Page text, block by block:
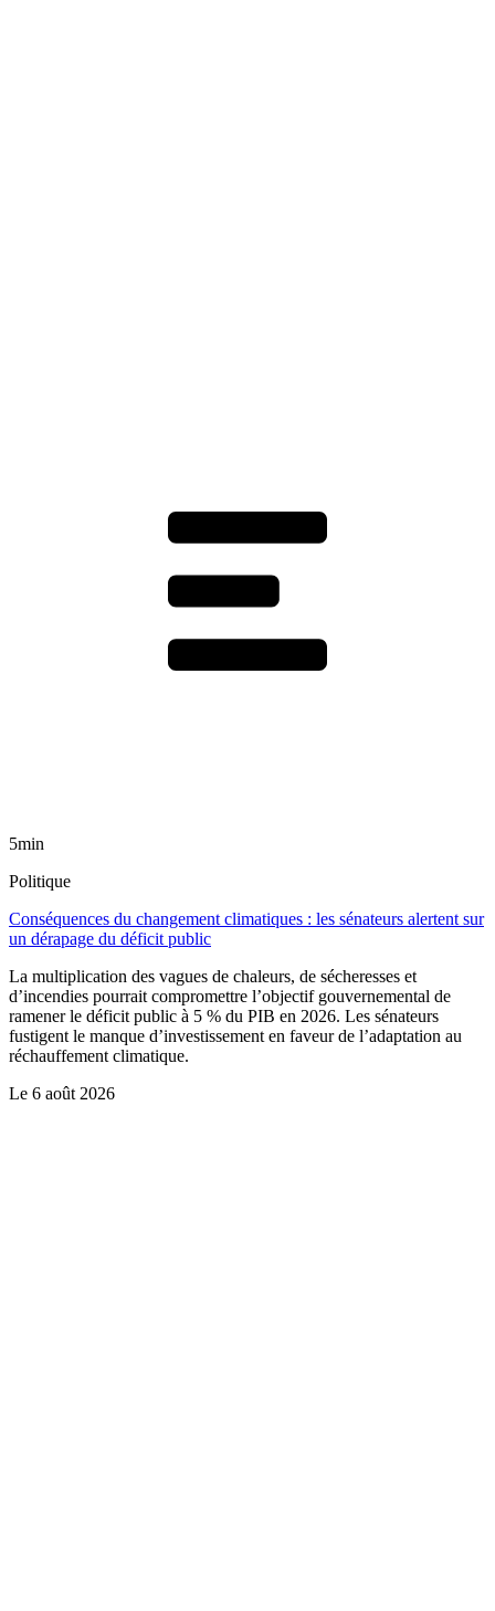
5min
Politique
Conséquences du changement climatiques : les sénateurs alertent sur
un dérapage du déficit public
La multiplication des vagues de chaleurs, de sécheresses et
d’incendies pourrait compromettre l’objectif gouvernemental de
ramener le déficit public à 5 % du PIB en 2026. Les sénateurs
fustigent le manque d’investissement en faveur de l’adaptation au
réchauffement climatique.
Le 6 août 2026